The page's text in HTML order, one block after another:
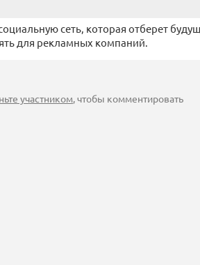
сеть, которая отберет
для рекламных компаний.
участником, чтобы комментировать